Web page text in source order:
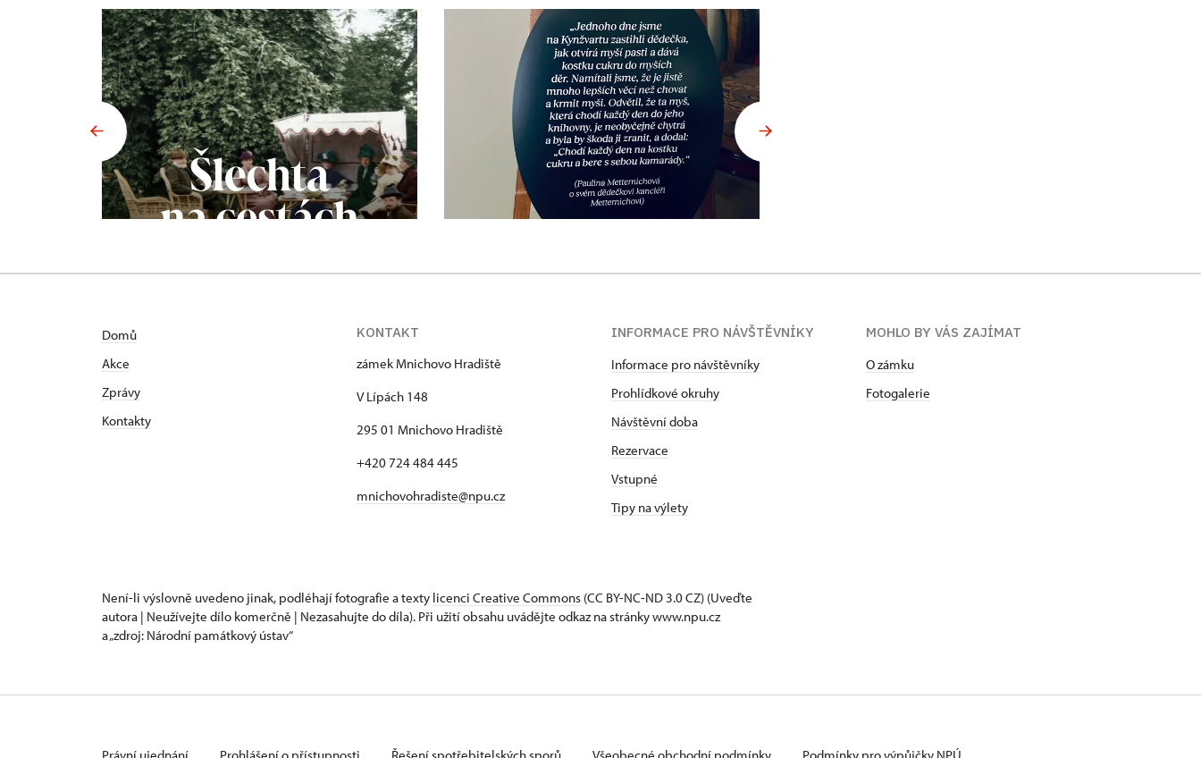
Domů
Akce
Zprávy
Kontakty
KONTAKT
zámek Mnichovo Hradiště
V Lípách 148
295 01 Mnichovo Hradiště
+420 724 484 445
mnichovohradiste@npu.cz
INFORMACE PRO NÁVŠTĚVNÍKY
Informace pro návštěvníky
Prohlídkové okruhy
Návštěvní doba
Rezervace
Vstupné
Tipy na výlety
MOHLO BY VÁS ZAJÍMAT
O zámku
Fotogalerie
Není-li výslovně uvedeno jinak, podléhají fotografie a texty licenci Creative Commons (CC BY-NC-ND 3.0 CZ) (Uveďte
autora | Neužívejte dílo komerčně | Nezasahujte do díla). Při užití obsahu uvádějte odkaz na stránky www.npu.cz
a „zdroj: Národní památkový ústav“